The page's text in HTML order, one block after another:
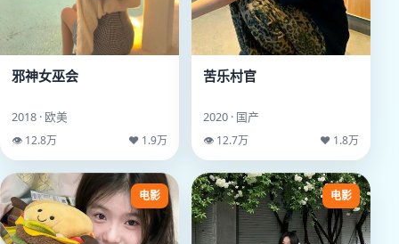
邪神女巫会
2018 · 欧美
👁 12.8万 ♥ 1.9万
苦乐村官
2020 · 国产
👁 12.7万 ♥ 1.8万
电影 电影